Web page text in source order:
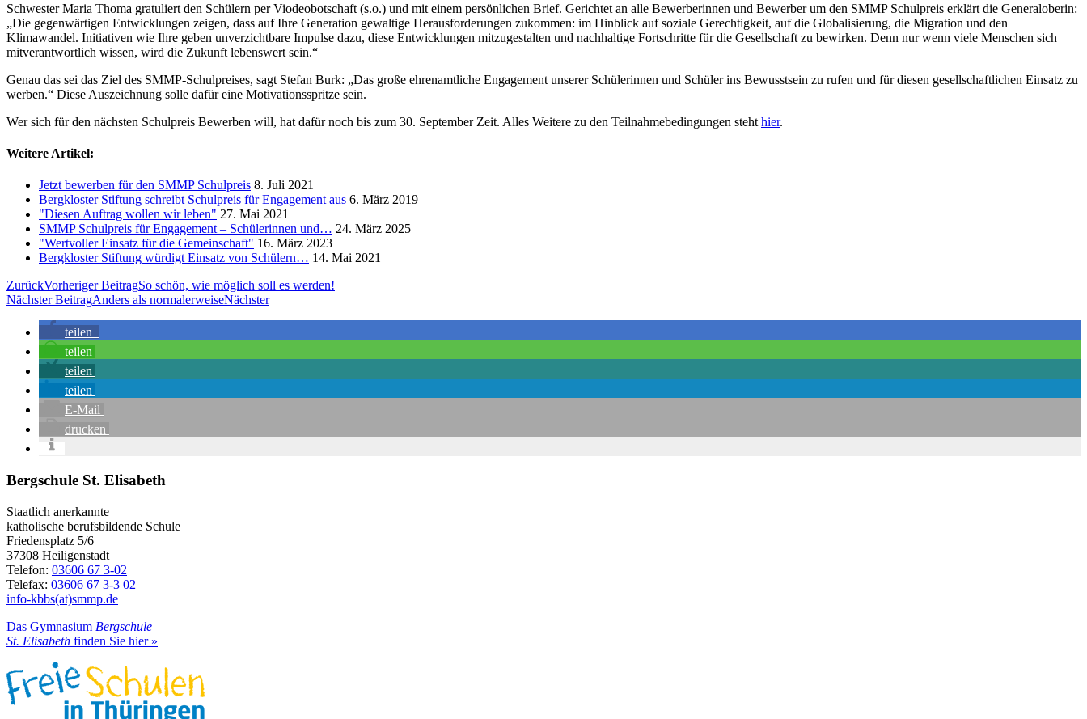
Schwester Maria Thoma gratuliert den Schülern per Viodeobotschaft (s.o.) und mit einem persönlichen Brief. Gerichtet an alle Bewerberinnen und Bewerber um den SMMP Schulpreis erklärt die Generaloberin:
„Die gegenwärtigen Entwicklungen zeigen, dass auf Ihre Generation gewaltige Herausforderungen zukommen: im Hinblick auf soziale Gerechtigkeit, auf die Globalisierung, die Migration und den
Klimawandel. Initiativen wie Ihre geben unverzichtbare Impulse dazu, diese Entwicklungen mitzugestalten und nachhaltige Fortschritte für die Gesellschaft zu bewirken. Denn nur wenn viele Menschen sich
mitverantwortlich wissen, wird die Zukunft lebenswert sein.“
Genau das sei das Ziel des SMMP-Schulpreises, sagt Stefan Burk: „Das große ehrenamtliche Engagement unserer Schülerinnen und Schüler ins Bewusstsein zu rufen und für diesen gesellschaftlichen Einsatz zu
werben.“ Diese Auszeichnung solle dafür eine Motivationsspritze sein.
Wer sich für den nächsten Schulpreis Bewerben will, hat dafür noch bis zum 30. September Zeit. Alles Weitere zu den Teilnahmebedingungen steht hier.
Weitere Artikel:
Jetzt bewerben für den SMMP Schulpreis 8. Juli 2021
Bergkloster Stiftung schreibt Schulpreis für Engagement aus 6. März 2019
"Diesen Auftrag wollen wir leben" 27. Mai 2021
SMMP Schulpreis für Engagement – Schülerinnen und… 24. März 2025
"Wertvoller Einsatz für die Gemeinschaft" 16. März 2023
Bergkloster Stiftung würdigt Einsatz von Schülern… 14. Mai 2021
ZurückVorheriger BeitragSo schön, wie möglich soll es werden!
Nächster BeitragAnders als normalerweiseNächster
teilen
teilen
teilen
teilen
E-Mail
drucken
Bergschule St. Elisabeth
Staatlich anerkannte
katholische berufsbildende Schule
Friedensplatz 5/6
37308 Heiligenstadt
Telefon: 03606 67 3-02
Telefax: 03606 67 3-3 02
info-kbbs(at)smmp.de
Das Gymnasium Bergschule
St. Elisabeth finden Sie hier »